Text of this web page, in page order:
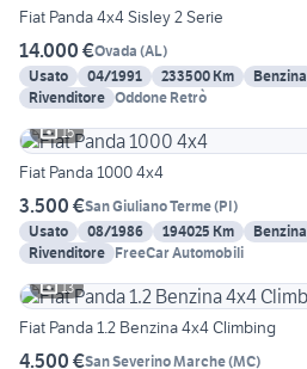
Fiat Panda 4x4 Sisley 2 Serie
14.000 €Ovada (AL)
Usato
04/1991 233500 Km Benzina
Rivenditore Oddone Retrò
15
Fiat Panda 1000 4x4
3.500 €San Giuliano Terme(PI)
Usato
08/1986 194025 Km Benzina
Rivenditore FreeCar Automobili
13
Fiat Panda 1.2 Benzina 4x4 Climbing
4.500 €San Severino Marche(MC)